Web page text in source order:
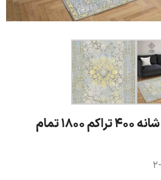
فرش فانتزی کد 203 شانه 400 تراکم 1800 تمام